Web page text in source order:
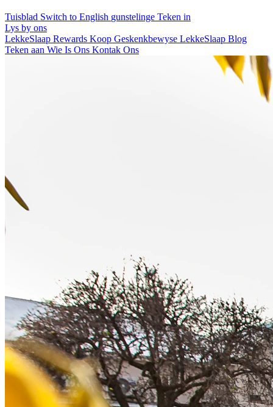
Tuisblad Switch to English gunstelinge Teken in
Lys by ons
LekkeSlaap Rewards Koop Geskenkbewyse LekkeSlaap Blog
Teken aan Wie Is Ons Kontak Ons